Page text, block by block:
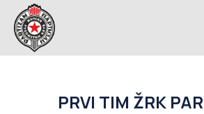
PRVI TIM ŽRK